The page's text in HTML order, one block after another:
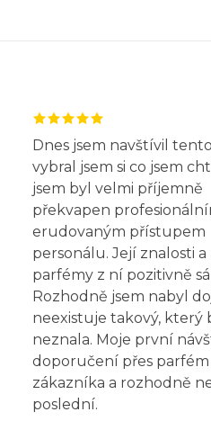
Dnes jsem navštívil
vybral jsem si co jsem
jsem byl velmi příjemně
překvapen
erudovaným přístupem
personálu. Její znalosti a
parfémy z ní pozitivně
Rozhodně jsem nabyl
neexistuje takový, který
neznala. Moje první
doporučení přes parfém
zákazníka a rozhodně
poslední.